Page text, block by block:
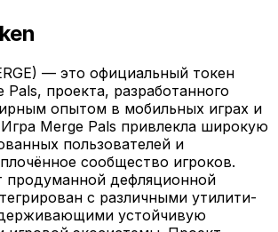
— это официальный токен
Pals, проекта, разработанного
опытом в мобильных играх и
Merge Pals привлекла широкую
пользователей и
сообщество игроков.
продуманной дефляционной
с различными утилити-
устойчивую